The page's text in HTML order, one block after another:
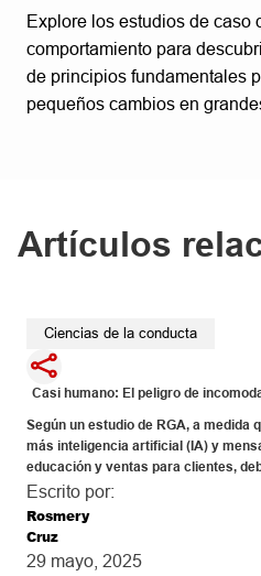
Explore los estudios de caso
comportamiento para
de principios fundamentales
pequeños cambios en
Artículos
Ciencias de la conducta
Casi humano: El peligro de
Según un estudio de RGA, a medida
más inteligencia artificial (IA) y
educación y ventas para clientes,
valle inquietante —un fenómeno
década de 1970— en el que las
humana generan una incomodidad
Escrito por:
Rosmery
Cruz
29 mayo, 2025